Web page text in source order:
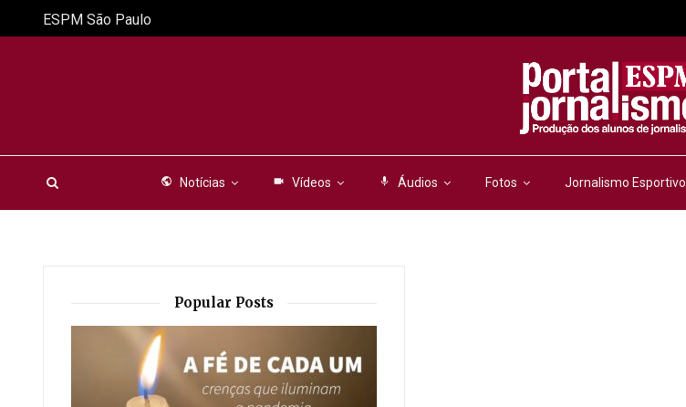
public Notícias videocam Vídeos mic Áudios Fotos Jornalismo Esportivo
ESPM São Paulo
Popular Posts